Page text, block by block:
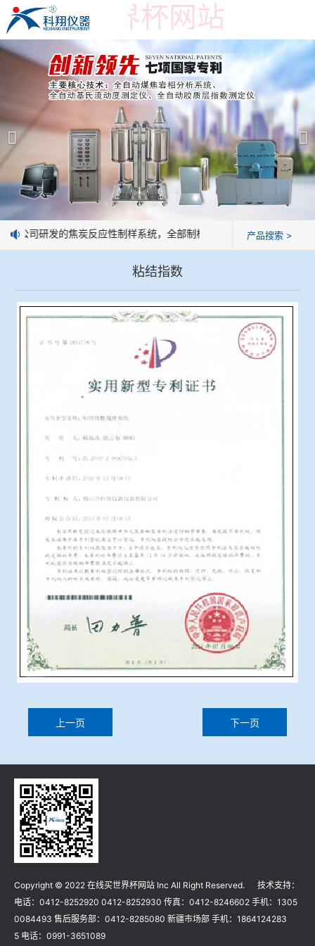
在线买世界杯网站
在线买世界杯网站
产品展示 ＞
焦炭高温性能检测系统
焦化行业检测及优化配煤设备
球团矿/烧结矿/块矿高温冶金性能检测系统
烧结/球团优化配矿研究设备
高炉配吹煤检测设备
公司简介
在线买世界杯网站
企业业绩
技术交流
标准下载
企业荣誉
在线买世界杯网站
我公司研发的焦炭反应性制样系统，全部制样过程机械化操作，没有
产品搜索 >
粘结指数
上一页 下一页
Copyright © 2022 在线买世界杯网站 Inc All Right Reserved. 技术支持：
电话：0412-8252920 0412-8252930 传真：0412-8246602 手机：1305
0084493 售后服务部：0412-8285080 新疆市场部 手机：1864124283
5 电话：0991-3651089